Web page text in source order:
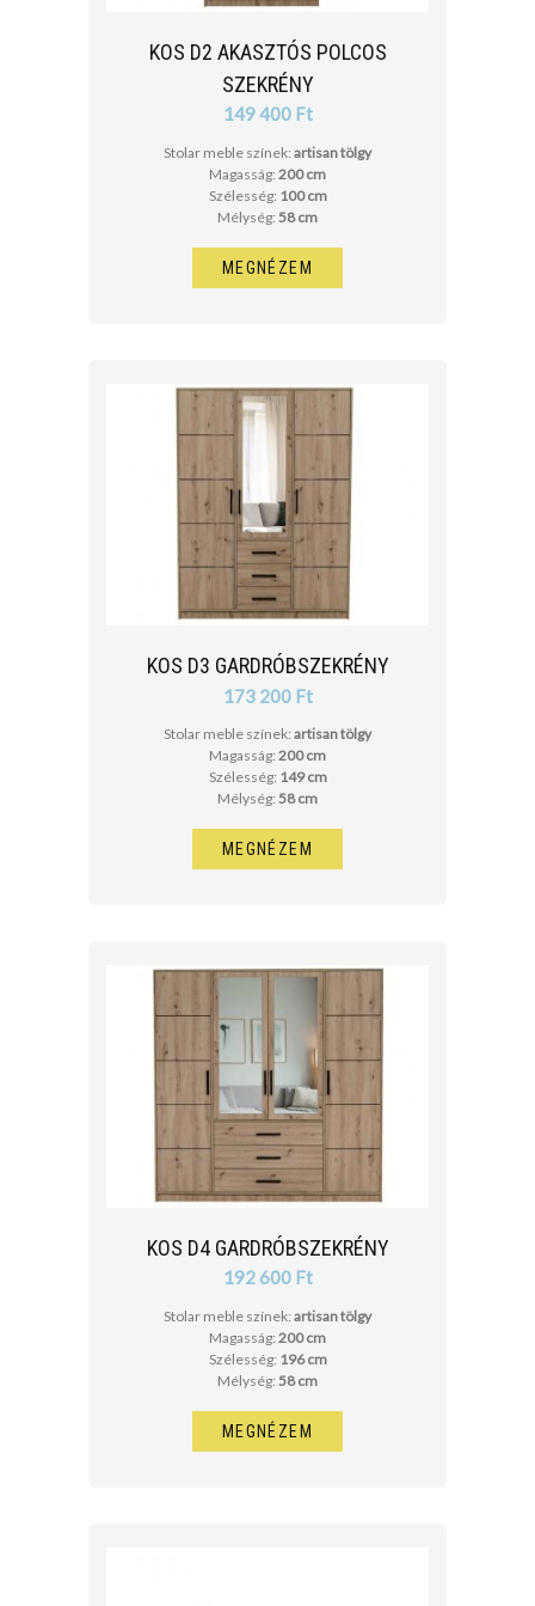
KOS D2 AKASZTÓS POLCOS
SZEKRÉNY
149 400 Ft
Stolar meble színek: artisan tölgy
Magasság: 200 cm
Szélesség: 100 cm
Mélység: 58 cm
MEGNÉZEM
KOS D3 GARDRÓBSZEKRÉNY
173 200 Ft
Stolar meble színek: artisan tölgy
Magasság: 200 cm
Szélesség: 149 cm
Mélység: 58 cm
MEGNÉZEM
KOS D4 GARDRÓBSZEKRÉNY
192 600 Ft
Stolar meble színek: artisan tölgy
Magasság: 200 cm
Szélesség: 196 cm
Mélység: 58 cm
MEGNÉZEM